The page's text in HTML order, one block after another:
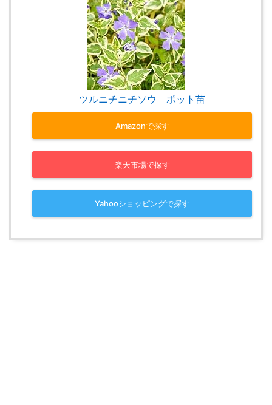
ツルニチニチソウ ポット苗
Amazonで探す
楽天市場で探す
Yahooショッピングで探す